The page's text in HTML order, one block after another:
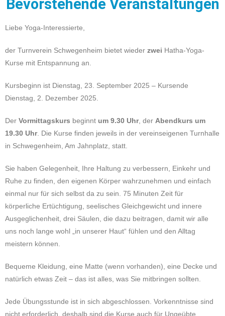
Bevorstehende Veranstaltungen
Liebe Yoga-Interessierte,
der Turnverein Schwegenheim bietet wieder zwei Hatha-Yoga-
Kurse mit Entspannung an.
Kursbeginn ist Dienstag, 23. September 2025 – Kursende
Dienstag, 2. Dezember 2025.
Der Vormittagskurs beginnt um 9.30 Uhr, der Abendkurs um
19.30 Uhr. Die Kurse finden jeweils in der vereinseigenen Turnhalle
in Schwegenheim, Am Jahnplatz, statt.
Sie haben Gelegenheit, Ihre Haltung zu verbessern, Einkehr und
Ruhe zu finden, den eigenen Körper wahrzunehmen und einfach
einmal nur für sich selbst da zu sein. 75 Minuten Zeit für
körperliche Ertüchtigung, seelisches Gleichgewicht und innere
Ausgeglichenheit, drei Säulen, die dazu beitragen, damit wir alle
uns noch lange wohl „in unserer Haut“ fühlen und den Alltag
meistern können.
Bequeme Kleidung, eine Matte (wenn vorhanden), eine Decke und
natürlich etwas Zeit – das ist alles, was Sie mitbringen sollten.
Jede Übungsstunde ist in sich abgeschlossen. Vorkenntnisse sind
nicht erforderlich, deshalb sind die Kurse auch für Ungeübte